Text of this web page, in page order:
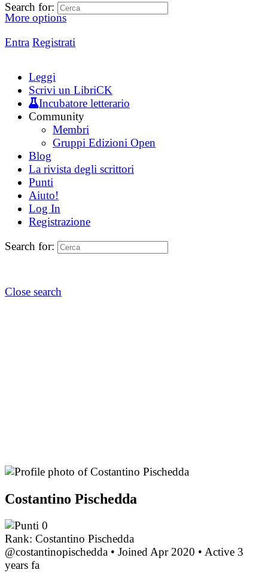
More options
Entra Registrati
Search for:
Leggi
Scrivi un LibriCK
Incubatore letterario
Community
Membri
Gruppi Edizioni Open
Blog
La rivista degli scrittori
Punti
Aiuto!
Log In
Registrazione
Search for:
Close search
Costantino Pischedda
0
Rank: Costantino Pischedda
@costantinopischedda • Joined Apr 2020 • Active 3
years fa